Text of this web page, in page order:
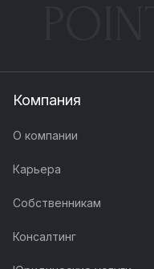
Компания
О компании
Карьера
Собственникам
Консалтинг